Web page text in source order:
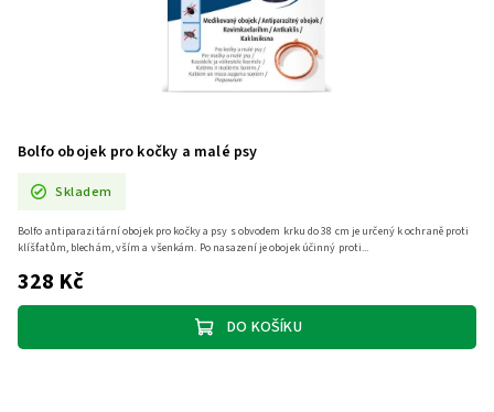
Bolfo obojek pro kočky a malé psy
Skladem
328 Kč
DO KOŠÍKU
Bolfo antiparazitární obojek pro kočky a psy s obvodem krku do 38 cm je určený k ochraně proti
klíšťatům, blechám, vším a všenkám. Po nasazení je obojek účinný proti...